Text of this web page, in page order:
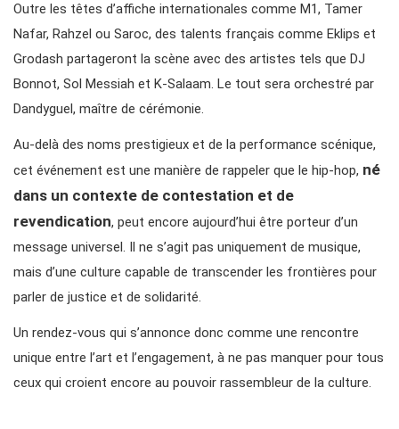
Outre les têtes d’affiche internationales comme M1, Tamer
Nafar, Rahzel ou Saroc, des talents français comme Eklips et
Grodash partageront la scène avec des artistes tels que DJ
Bonnot, Sol Messiah et K-Salaam. Le tout sera orchestré par
Dandyguel, maître de cérémonie.
Au-delà des noms prestigieux et de la performance scénique,
cet événement est une manière de rappeler que le hip-hop, né
dans un contexte de contestation et de
revendication, peut encore aujourd’hui être porteur d’un
message universel. Il ne s’agit pas uniquement de musique,
mais d’une culture capable de transcender les frontières pour
parler de justice et de solidarité.
Un rendez-vous qui s’annonce donc comme une rencontre
unique entre l’art et l’engagement, à ne pas manquer pour tous
ceux qui croient encore au pouvoir rassembleur de la culture.